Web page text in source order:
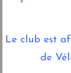
Le club est
de